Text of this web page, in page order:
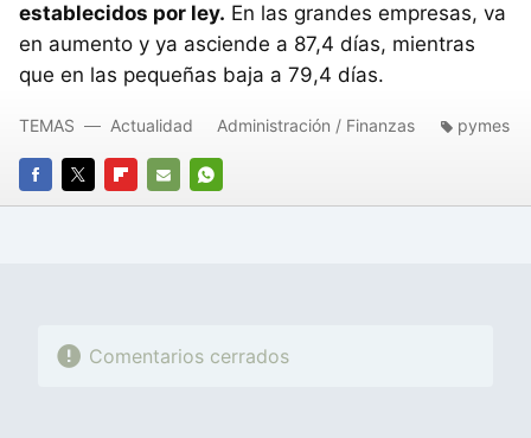
establecidos por ley. En las grandes empresas, va
en aumento y ya asciende a 87,4 días, mientras
que en las pequeñas baja a 79,4 días.
FACEBOOK
TWITTERFLIPBOARD
E-
WHATSAPP
TEMAS Actualidad Administración / Finanzas pymes
Comentarios cerrados